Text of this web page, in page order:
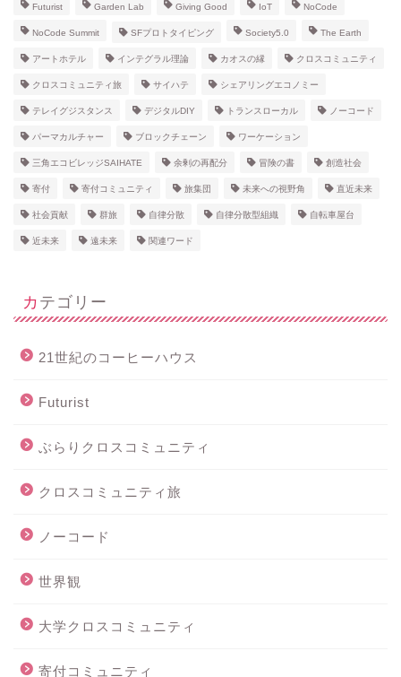
Futurist Garden Lab Giving Good IoT NoCode
NoCode Summit SFプロトタイピング Society5.0 The Earth
アートホテル インテグラル理論 カオスの縁 クロスコミュニティ
クロスコミュニティ旅 サイハテ シェアリングエコノミー
テレイグジスタンス デジタルDIY トランスローカル ノーコード
パーマカルチャー ブロックチェーン ワーケーション
三角エコビレッジSAIHATE 余剰の再配分 冒険の書 創造社会
寄付 寄付コミュニティ 旅集団 未来への視野角 直近未来
社会貢献 群旅 自律分散 自律分散型組織 自転車屋台
近未来 遠未来 関連ワード
カテゴリー
21世紀のコーヒーハウス
Futurist
ぶらりクロスコミュニティ
クロスコミュニティ旅
ノーコード
世界観
大学クロスコミュニティ
寄付コミュニティ